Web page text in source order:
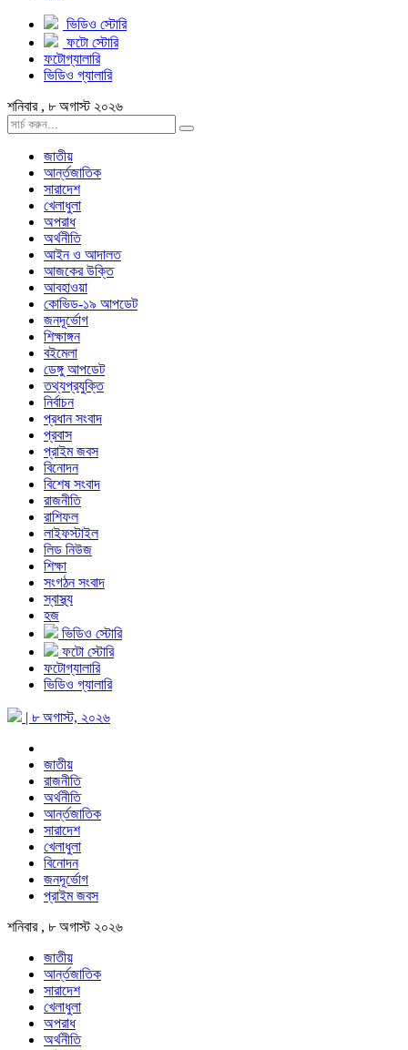
ভিডিও স্টোরি
ফটো স্টোরি
ফটোগ্যালারি
ভিডিও গ্যালারি
শনিবার , ৮ অগাস্ট ২০২৬
জাতীয়
আর্ন্তজাতিক
সারাদেশ
খেলাধুলা
অপরাধ
অর্থনীতি
আইন ও আদালত
আজকের উক্তি
আবহাওয়া
কোভিড-১৯ আপডেট
জনদূর্ভোগ
শিক্ষাঙ্গন
বইমেলা
ডেঙ্গু আপডেট
তথ্যপ্রযুক্তি
নির্বাচন
প্রধান সংবাদ
প্রবাস
প্রাইম জবস
বিনোদন
বিশেষ সংবাদ
রাজনীতি
রাশিফল
লাইফস্টাইল
লিড নিউজ
শিক্ষা
সংগঠন সংবাদ
স্বাস্থ্য
হজ
ভিডিও স্টোরি
ফটো স্টোরি
ফটোগ্যালারি
ভিডিও গ্যালারি
| ৮ অগাস্ট, ২০২৬
জাতীয়
রাজনীতি
অর্থনীতি
আর্ন্তজাতিক
সারাদেশ
খেলাধুলা
বিনোদন
জনদূর্ভোগ
প্রাইম জবস
শনিবার , ৮ অগাস্ট ২০২৬
জাতীয়
আর্ন্তজাতিক
সারাদেশ
খেলাধুলা
অপরাধ
অর্থনীতি